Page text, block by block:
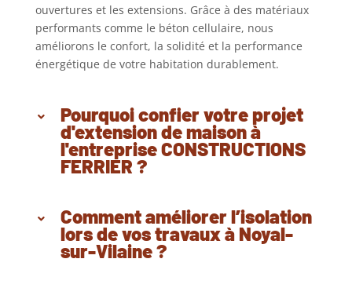
ouvertures et les extensions. Grâce à des matériaux
performants comme le béton cellulaire, nous
améliorons le confort, la solidité et la performance
énergétique de votre habitation durablement.
Pourquoi confier votre projet
d'extension de maison à
l'entreprise CONSTRUCTIONS
FERRIER ?
Comment améliorer l’isolation
lors de vos travaux à Noyal-
sur-Vilaine ?